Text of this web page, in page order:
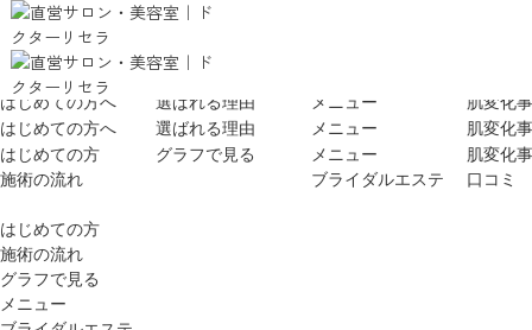
はじめての方へ
はじめての方へ
はじめての方
施術の流れ
選ばれる理由
選ばれる理由
グラフで見る
メニュー
メニュー
メニュー
ブライダルエステ
肌変化
肌変化
肌変化
口コミ
はじめての方
施術の流れ
グラフで見る
メニュー